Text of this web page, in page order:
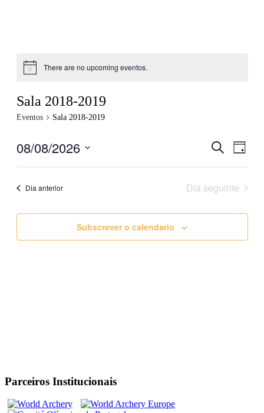
There are no upcoming eventos.
Sala 2018-2019
Eventos Sala 2018-2019
Eventos
Views
Pesquisar
Day
08/08/2026
Dia anterior
Dia seguinte
Subscrever o calendario
Parceiros Institucionais